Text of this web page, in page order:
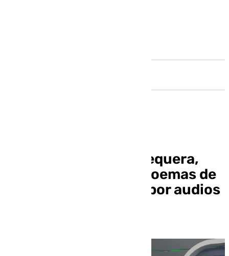
Dagio, rapero de Antequera,
lleva a la música los poemas de
un familiar enviados por audios